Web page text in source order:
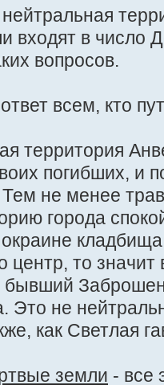
входят в число
вопросов.
всем, кто
территория
погибших, и
не менее
города
центр, то
Это не
как Светлая
земли - все